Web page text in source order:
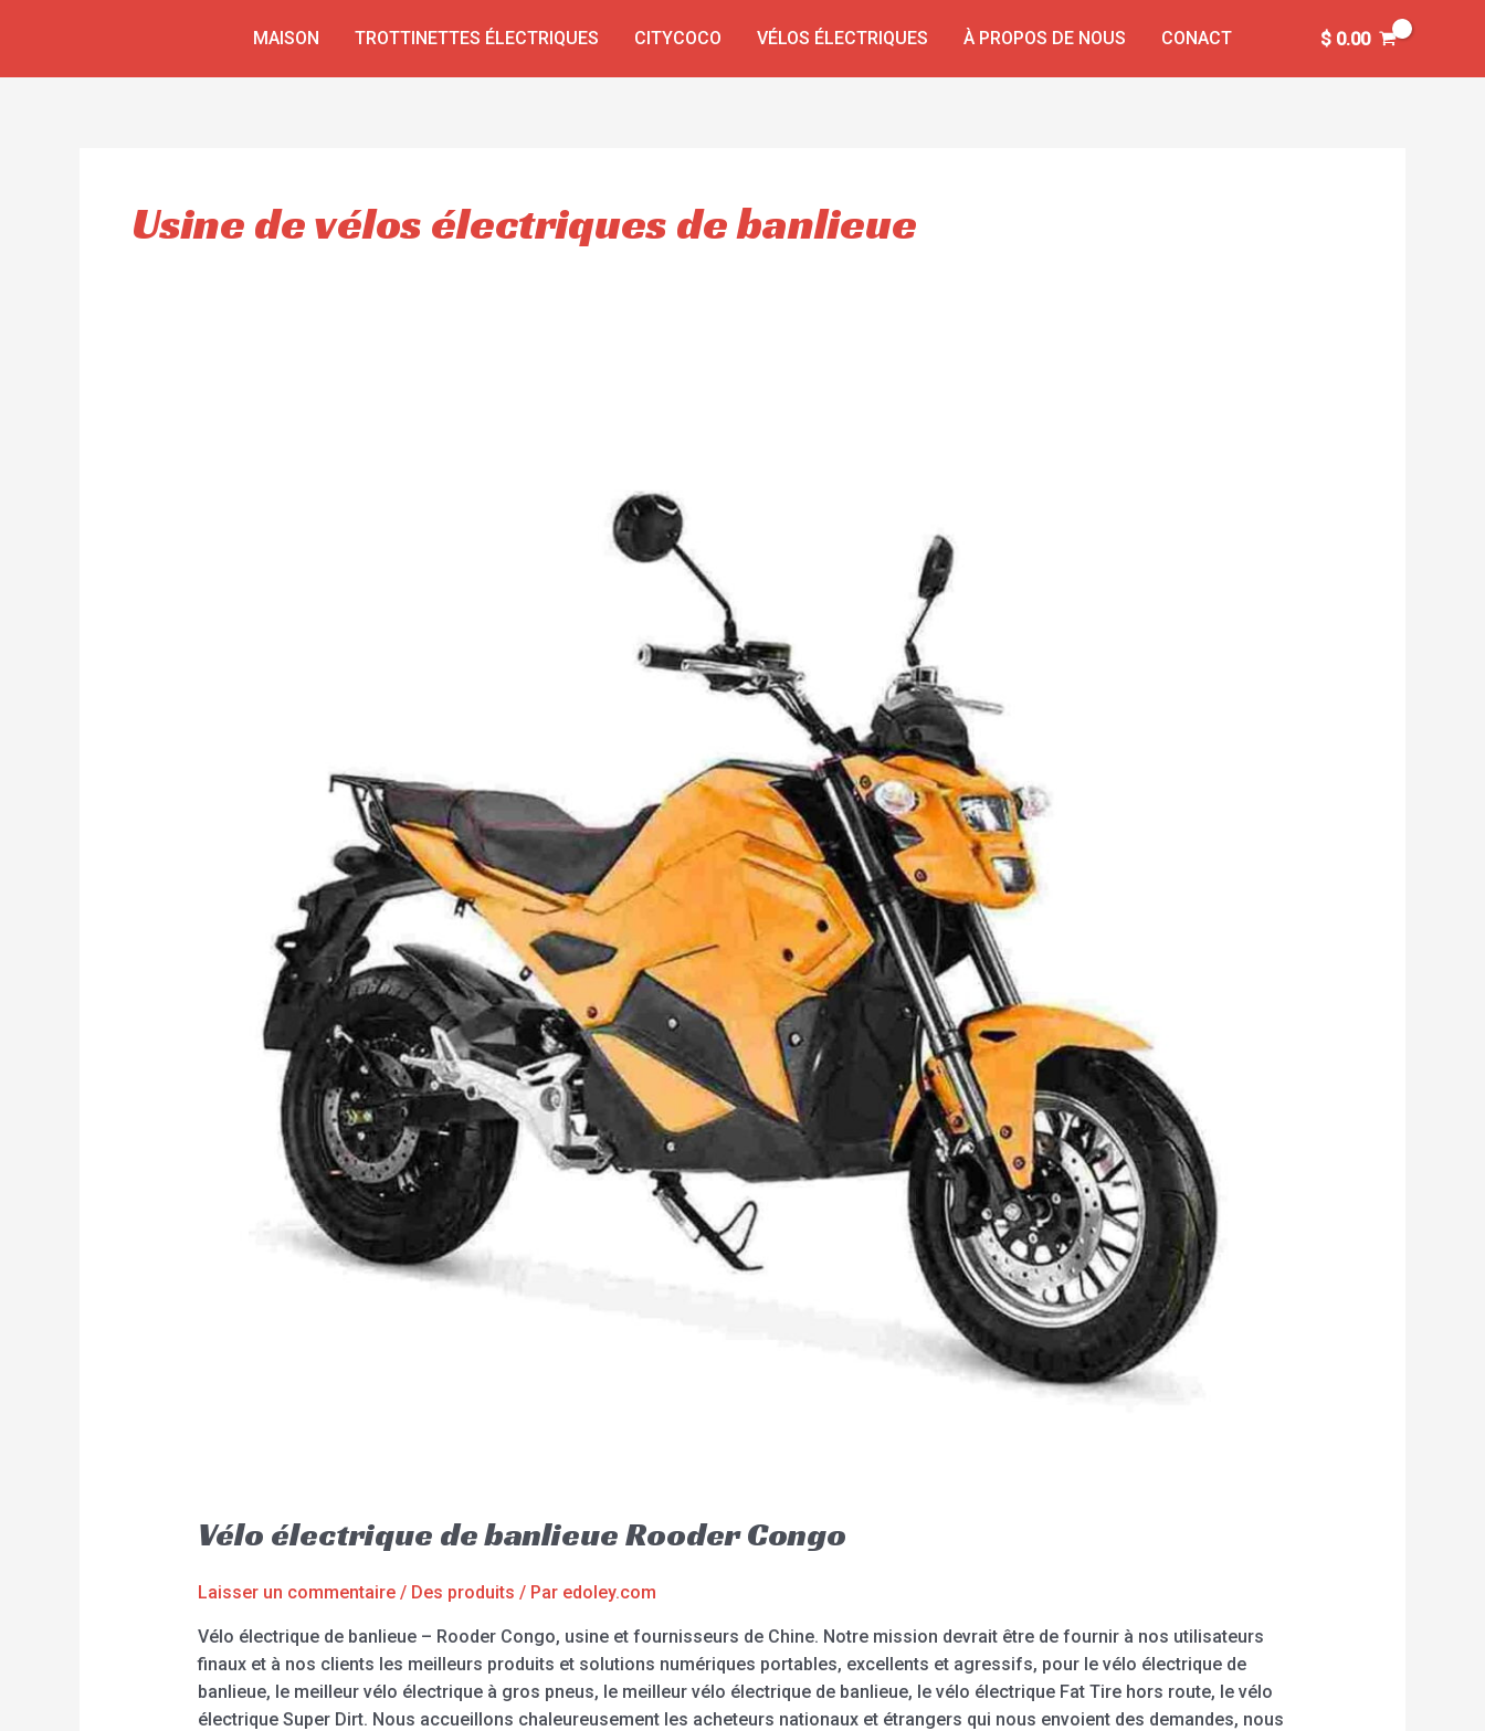
MAISON TROTTINETTES ÉLECTRIQUES CITYCOCO VÉLOS ÉLECTRIQUES À PROPOS DE NOUS CONACT $0.00
Usine de vélos électriques de banlieue
Vélo électrique de banlieue Rooder Congo
Laisser un commentaire / Des produits / Par edoley.com
Vélo électrique de banlieue – Rooder Congo, usine et fournisseurs de Chine. Notre mission devrait être de fournir à nos utilisateurs
finaux et à nos clients les meilleurs produits et solutions numériques portables, excellents et agressifs, pour le vélo électrique de
banlieue, le meilleur vélo électrique à gros pneus, le meilleur vélo électrique de banlieue, le vélo électrique Fat Tire hors route, le vélo
électrique Super Dirt. Nous accueillons chaleureusement les acheteurs nationaux et étrangers qui nous envoient des demandes, nous